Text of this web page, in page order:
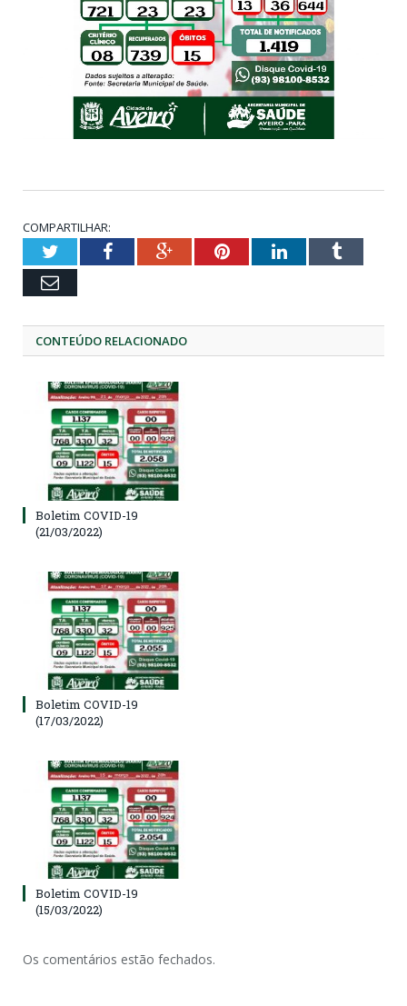
COMPARTILHAR:
TwitterFacebookGoogle+PinterestLinkedInTumblr
Email
CONTEÚDO RELACIONADO
Boletim COVID-19
(21/03/2022)
Boletim COVID-19
(17/03/2022)
Boletim COVID-19
(15/03/2022)
Os comentários estão fechados.